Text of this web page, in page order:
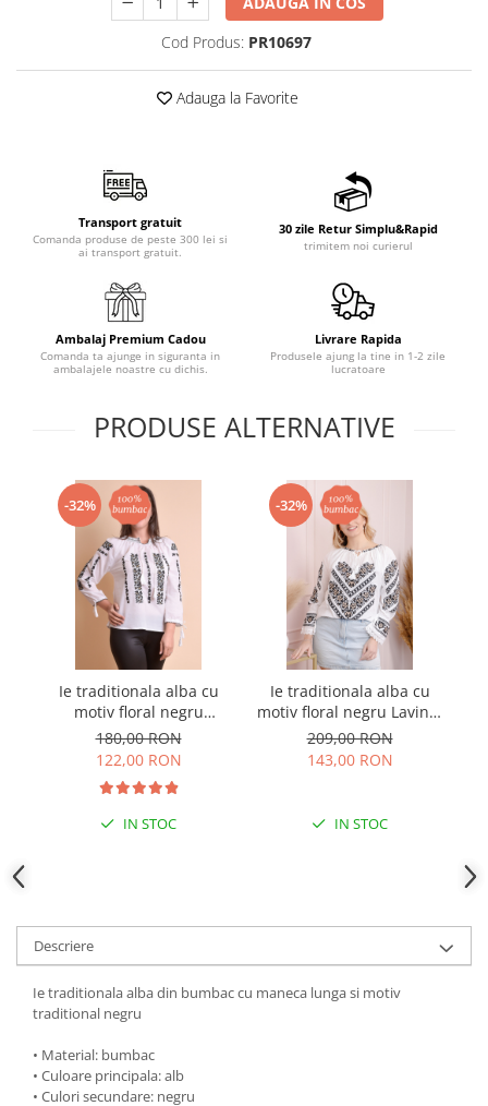
Cod Produs: PR10697
Adauga la Favorite
Transport gratuit
Comanda produse de peste 300 lei si
ai transport gratuit.
30 zile Retur Simplu&Rapid
trimitem noi curierul
Ambalaj Premium Cadou
Comanda ta ajunge in siguranta in
ambalajele noastre cu dichis.
Livrare Rapida
Produsele ajung la tine in 1-2 zile
lucratoare
PRODUSE ALTERNATIVE
-32%
Ie traditionala alba cu
motiv floral negru
Eugenia
180,00 RON
122,00 RON
IN STOC
-32%
Ie traditionala alba cu
motiv floral negru Lavinia
03
209,00 RON
143,00 RON
IN STOC
Descriere
Ie traditionala alba din bumbac cu maneca lunga si motiv
traditional negru
• Material: bumbac
• Culoare principala: alb
• Culori secundare: negru